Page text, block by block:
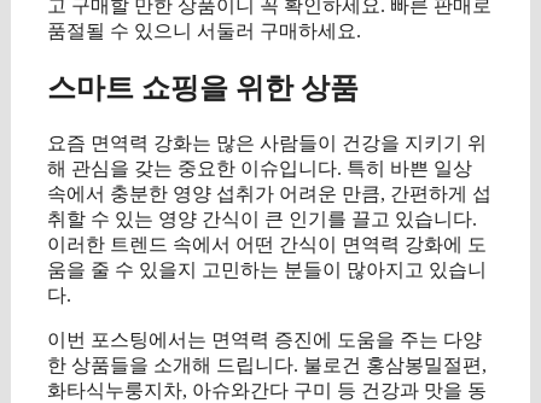
고 구매할 만한 상품이니 꼭 확인하세요. 빠른 판매로
품절될 수 있으니 서둘러 구매하세요.
스마트 쇼핑을 위한 상품
요즘 면역력 강화는 많은 사람들이 건강을 지키기 위
해 관심을 갖는 중요한 이슈입니다. 특히 바쁜 일상
속에서 충분한 영양 섭취가 어려운 만큼, 간편하게 섭
취할 수 있는 영양 간식이 큰 인기를 끌고 있습니다.
이러한 트렌드 속에서 어떤 간식이 면역력 강화에 도
움을 줄 수 있을지 고민하는 분들이 많아지고 있습니
다.
이번 포스팅에서는 면역력 증진에 도움을 주는 다양
한 상품들을 소개해 드립니다. 불로건 홍삼봉밀절편,
화타식누룽지차, 아슈와간다 구미 등 건강과 맛을 동